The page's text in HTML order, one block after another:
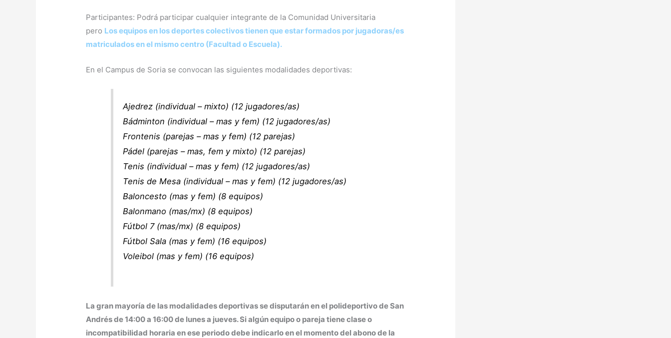
Participantes: Podrá participar cualquier integrante de la Comunidad Universitaria
pero Los equipos en los deportes colectivos tienen que estar formados por jugadoras/es
matriculados en el mismo centro (Facultad o Escuela).
En el Campus de Soria se convocan las siguientes modalidades deportivas:
Ajedrez (individual – mixto) (12 jugadores/as)
Bádminton (individual – mas y fem) (12 jugadores/as)
Frontenis (parejas – mas y fem) (12 parejas)
Pádel (parejas – mas, fem y mixto) (12 parejas)
Tenis (individual – mas y fem) (12 jugadores/as)
Tenis de Mesa (individual – mas y fem) (12 jugadores/as)
Baloncesto (mas y fem) (8 equipos)
Balonmano (mas/mx) (8 equipos)
Fútbol 7 (mas/mx) (8 equipos)
Fútbol Sala (mas y fem) (16 equipos)
Voleibol (mas y fem) (16 equipos)
La gran mayoría de las modalidades deportivas se disputarán en el polideportivo de San
Andrés de 14:00 a 16:00 de lunes a jueves. Si algún equipo o pareja tiene clase o
incompatibilidad horaria en ese periodo debe indicarlo en el momento del abono de la